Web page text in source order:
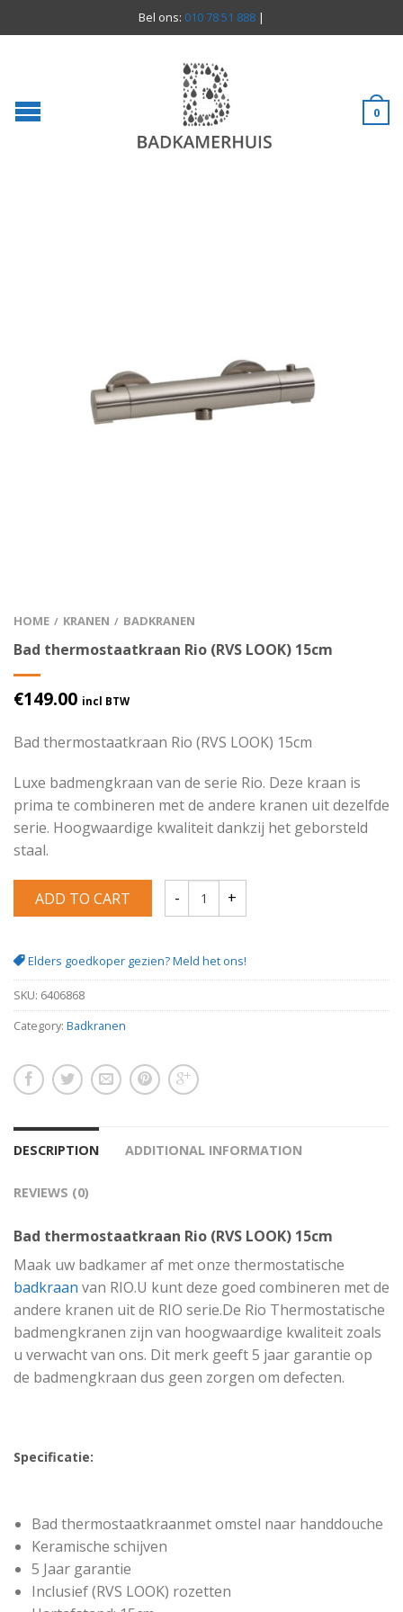
Bel ons: 010 78 51 888 |
0
HOME / KRANEN / BADKRANEN
Bad thermostaatkraan Rio (RVS LOOK) 15cm
€149.00 incl BTW
Bad thermostaatkraan Rio (RVS LOOK) 15cm
Luxe badmengkraan van de serie Rio. Deze kraan is
prima te combineren met de andere kranen uit dezelfde
serie. Hoogwaardige kwaliteit dankzij het geborsteld
staal.
ADD TO CART
Elders goedkoper gezien? Meld het ons!
SKU: 6406868
Category: Badkranen
DESCRIPTION ADDITIONAL INFORMATION
REVIEWS (0)
Bad thermostaatkraan Rio (RVS LOOK) 15cm
Maak uw badkamer af met onze thermostatische
badkraan van RIO.U kunt deze goed combineren met de
andere kranen uit de RIO serie.De Rio Thermostatische
badmengkranen zijn van hoogwaardige kwaliteit zoals
u verwacht van ons. Dit merk geeft 5 jaar garantie op
de badmengkraan dus geen zorgen om defecten.
Specificatie:
Bad thermostaatkraanmet omstel naar handdouche
Keramische schijven
5 Jaar garantie
Inclusief (RVS LOOK) rozetten